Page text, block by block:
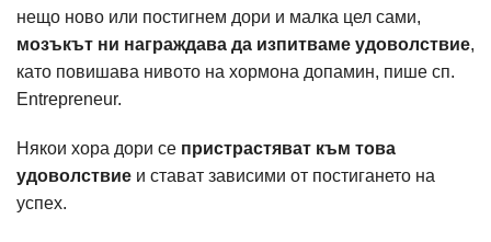
нещо ново или постигнем дори и малка цел сами,
мозъкът ни награждава да изпитваме удоволствие,
като повишава нивото на хормона допамин, пише сп.
Entrepreneur.
Някои хора дори се пристрастяват към това
удоволствие и стават зависими от постигането на
успех.